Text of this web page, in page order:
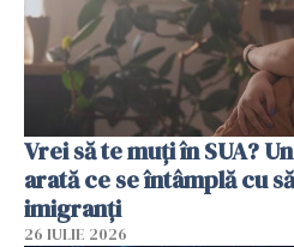
Vrei să te muți în SUA?
arată ce se întâmplă cu
imigranți
26 IULIE 2026